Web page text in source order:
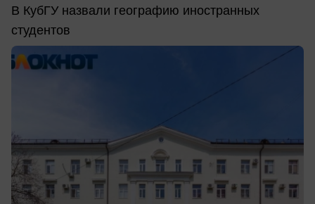
В КубГУ назвали географию иностранных
студентов